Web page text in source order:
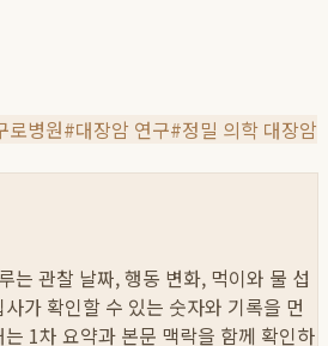
로병원#대장암 연구#정밀 의학 대장암
는 관찰 날짜, 행동 변화, 먹이와 물 섭
가 확인할 수 있는 숫자와 기록을 먼
1차 요약과 본문 맥락을 함께 확인하